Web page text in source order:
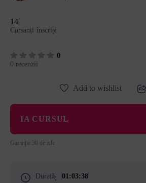
14
Cursanți înscriși
0
0 recenzii
Durată: 01:03:38
Add to wishlist
IA CURSUL
Garanție 30 de zile